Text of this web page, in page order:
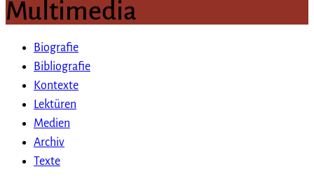
Multimedia
Biografie
Bibliografie
Kontexte
Lektüren
Medien
Archiv
Texte